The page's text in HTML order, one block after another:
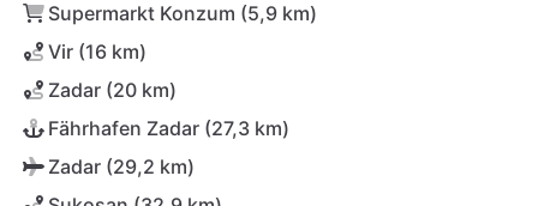
Supermarkt Konzum (5,9 km)
Vir (16 km)
Zadar (20 km)
Fährhafen Zadar (27,3 km)
Zadar (29,2 km)